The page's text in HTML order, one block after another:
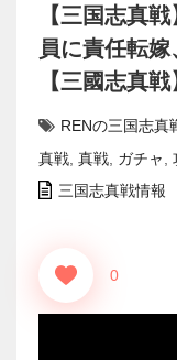
【三国志真
員に責任転
【三國志真戦
RENの三国志真
真戦 真戦 ガチャ
三国志真戦情報
0